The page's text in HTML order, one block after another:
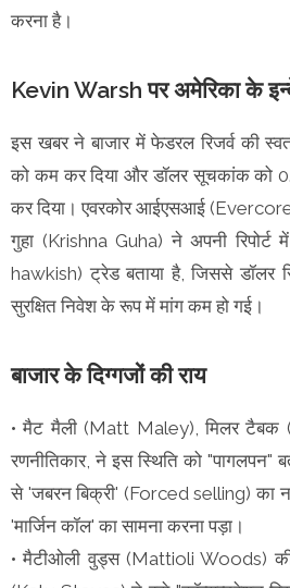
करना है।
Kevin Warsh पर अमेरिका के
इस खबर ने बाजार में फेडरल रिजर्व की
को कम कर दिया और डॉलर सूचकांक को
कर दिया। एवरकोर आईएसआई
गुहा (Krishna Guha) ने अपनी रिपोर्ट
hawkish) ट्रेड बताया है, जिससे डॉलर
सुरक्षित निवेश के रूप में मांग कम हो गई।
बाजार के दिग्गजों की राय
• मैट मैली (Matt Maley), मिलर टैबक
रणनीतिकार, ने इस स्थिति को "पागलपन"
से 'जबरन बिक्री' (Forced selling) का
'मार्जिन कॉल' का सामना करना पड़ा।
• मैटीओली वुड्स (Mattioli Woods)